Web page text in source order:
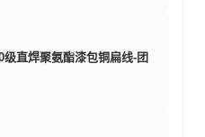
直焊聚氨酯漆包铜扁线-团